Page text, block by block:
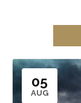
05
AUG